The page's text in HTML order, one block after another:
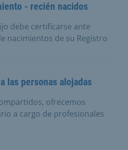
- recién nacidos
debe certificarse ante
nacimientos de su Registro
las personas alojadas
ofrecemos
a cargo de profesionales